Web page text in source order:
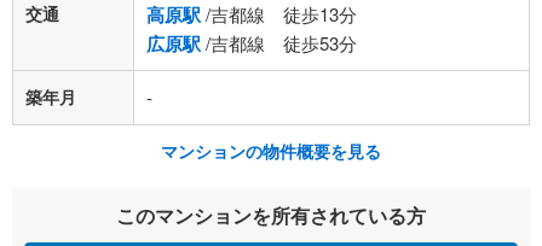
交通 高原駅/吉都線 徒歩13分
広原駅/吉都線 徒歩53分
築年月 -
マンションの物件概要を見る
このマンションを所有されている方